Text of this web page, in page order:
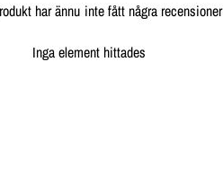
har ännu inte fått några recensioner
Inga element hittades